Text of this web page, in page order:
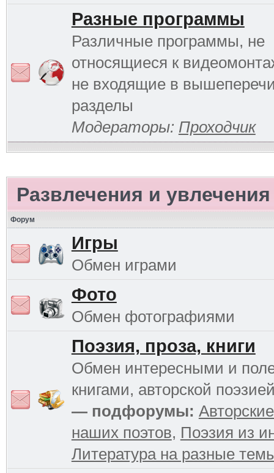
Разные программы
Различные программы, не
относящиеся к
не входящие в
разделы
Модераторы: Проходчик
Развлечения и увлечения
Форум
Игры
Обмен играми
Фото
Обмен фотографиями
Поэзия, проза, книги
Обмен интересными и
книгами, авторской
— подфорумы:
наших поэтов, Поэзия из
Литература на разные